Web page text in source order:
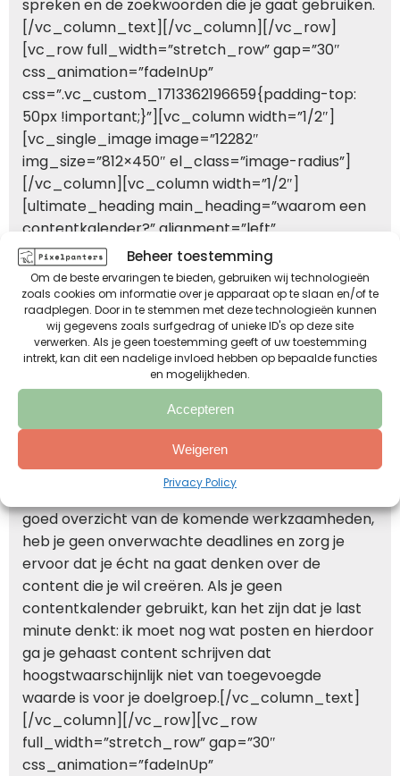
Beheer toestemming
Om de beste ervaringen te bieden, gebruiken wij technologieën
zoals cookies om informatie over je apparaat op te slaan en/of te
raadplegen. Door in te stemmen met deze technologieën kunnen
wij gegevens zoals surfgedrag of unieke ID's op deze site
verwerken. Als je geen toestemming geeft of uw toestemming
intrekt, kan dit een nadelige invloed hebben op bepaalde functies
en mogelijkheden.
Accepteren
Weigeren
Privacy Policy
spreken en de zoekwoorden die je gaat gebruiken.
[/vc_column_text][/vc_column][/vc_row]
[vc_row full_width=”stretch_row” gap=”30″
css_animation=”fadeInUp”
css=”.vc_custom_1713362196659{padding-top:
50px !important;}”][vc_column width=”1/2″]
[vc_single_image image=”12282″
img_size=”812×450″ el_class=”image-radius”]
[/vc_column][vc_column width=”1/2″]
[ultimate_heading main_heading=”waarom een
contentkalender?” alignment=”left”
el_class=”title-uitroepteken”]
[/ultimate_heading][vc_column_text
css=”.vc_custom_1711554471078{padding-top:
30px !important;padding-bottom: 30px
!important;}”]Een contentkalender helpt je dus bij
het plannen en organiseren van content. Maar
waarom zou je er een gebruiken als je geen
moeite hebt met plannen en organiseren? Door
het gebruik van een contentkalender zorg je dat
je consistent blijft in het publiceren van content
en is het bijna onmogelijk dat jij belangrijke data
goed overzicht van de komende werkzaamheden,
heb je geen onverwachte deadlines en zorg je
ervoor dat je écht na gaat denken over de
content die je wil creëren. Als je geen
contentkalender gebruikt, kan het zijn dat je last
minute denkt: ik moet nog wat posten en hierdoor
ga je gehaast content schrijven dat
hoogstwaarschijnlijk niet van toegevoegde
waarde is voor je doelgroep.[/vc_column_text]
[/vc_column][/vc_row][vc_row
full_width=”stretch_row” gap=”30″
css_animation=”fadeInUp”